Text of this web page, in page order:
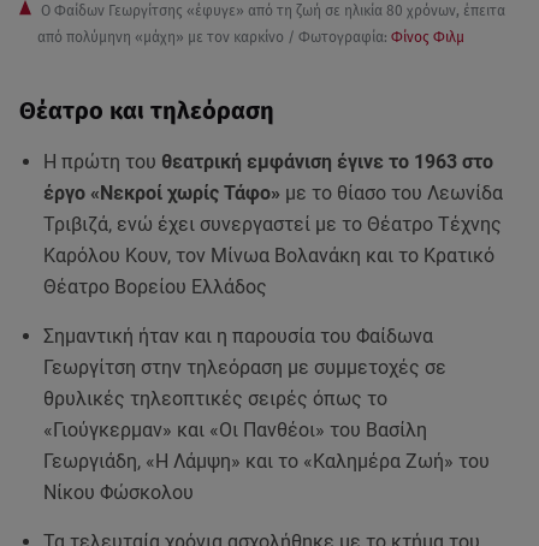
Ο Φαίδων Γεωργίτσης «έφυγε» από τη ζωή σε ηλικία 80 χρόνων, έπειτα
από πολύμηνη «μάχη» με τον καρκίνο / Φωτογραφία: Φίνος Φιλμ
Θέατρο και τηλεόραση
Η πρώτη του θεατρική εμφάνιση έγινε το 1963 στο
έργο «Νεκροί χωρίς Τάφο» με το θίασο του Λεωνίδα
Τριβιζά, ενώ έχει συνεργαστεί με το Θέατρο Τέχνης
Καρόλου Κουν, τον Μίνωα Βολανάκη και το Κρατικό
Θέατρο Βορείου Ελλάδος
Σημαντική ήταν και η παρουσία του Φαίδωνα
Γεωργίτση στην τηλεόραση με συμμετοχές σε
θρυλικές τηλεοπτικές σειρές όπως το
«Γιούγκερμαν» και «Οι Πανθέοι» του Βασίλη
Γεωργιάδη, «Η Λάμψη» και το «Καλημέρα Ζωή» του
Νίκου Φώσκολου
Τα τελευταία χρόνια ασχολήθηκε με το κτήμα του